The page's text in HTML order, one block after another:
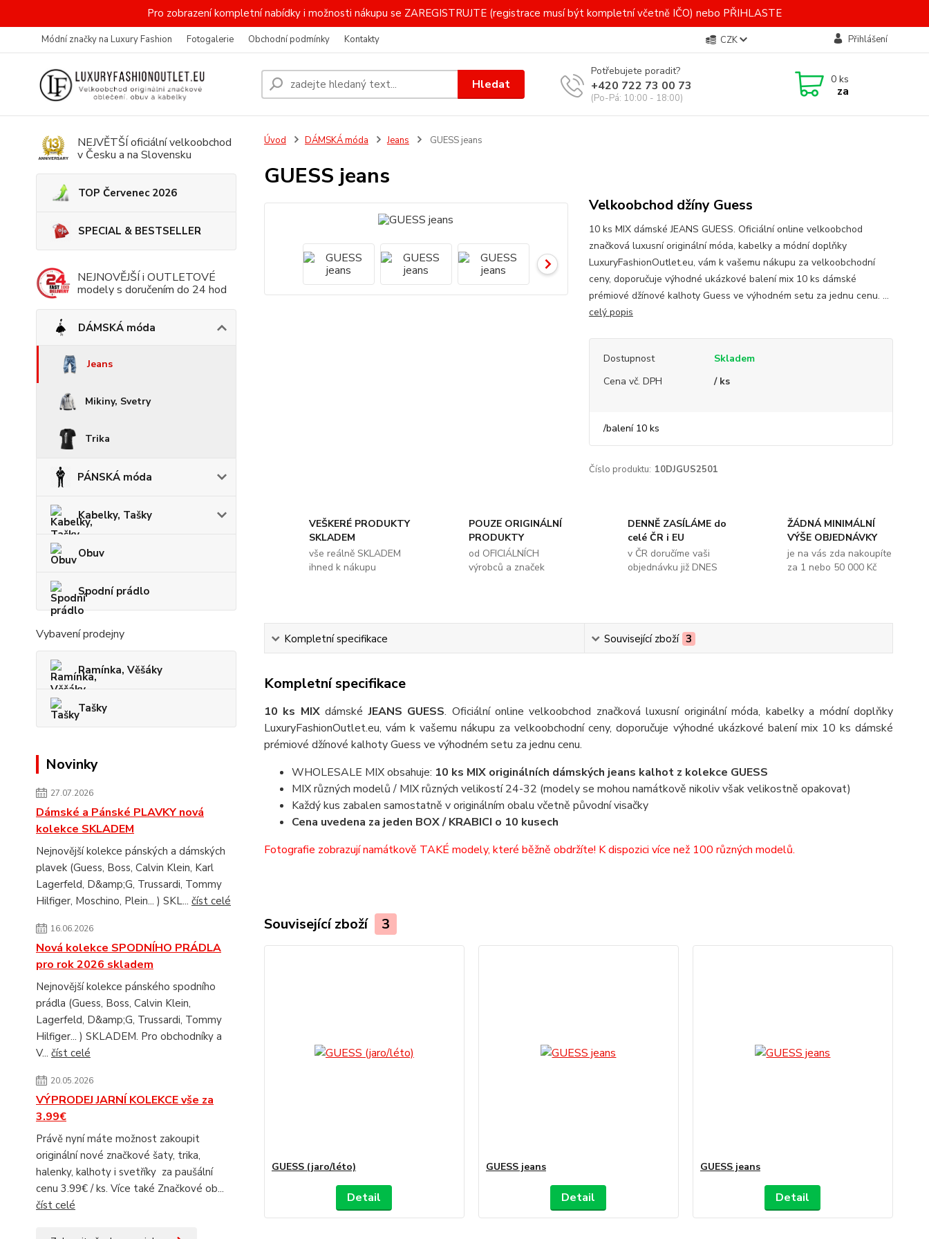
Pro zobrazení kompletní nabídky i možnosti nákupu se ZAREGISTRUJTE (registrace musí být kompletní včetně IČO) nebo PŘIHLASTE
Módní značky na Luxury Fashion Fotogalerie Obchodní podmínky Kontakty CZK Přihlášení
Hledat
Potřebujete poradit?
+420 722 73 00 73
(Po-Pá: 10:00 - 18:00)
0 ks
za
NEJVĚTŠÍ oficiální velkoobchod
v Česku a na Slovensku
TOP Červenec 2026
SPECIAL & BESTSELLER
NEJNOVĚJŠÍ i OUTLETOVÉ
modely s doručením do 24 hod
DÁMSKÁ móda
Jeans
Mikiny, Svetry
Trika
PÁNSKÁ móda
Kabelky, Tašky
Obuv
Spodní prádlo
Vybavení prodejny
Ramínka, Věšáky
Tašky
Novinky
27.07.2026
Dámské a Pánské PLAVKY nová
kolekce SKLADEM
Nejnovější kolekce pánských a dámských
plavek (Guess, Boss, Calvin Klein, Karl
Lagerfeld, D&amp;G, Trussardi, Tommy
Hilfiger, Moschino, Plein... ) SKL... číst celé
16.06.2026
Nová kolekce SPODNÍHO PRÁDLA
pro rok 2026 skladem
Nejnovější kolekce pánského spodního
prádla (Guess, Boss, Calvin Klein,
Lagerfeld, D&amp;G, Trussardi, Tommy
Hilfiger... ) SKLADEM. Pro obchodníky a
V... číst celé
20.05.2026
VÝPRODEJ JARNÍ KOLEKCE vše za
3.99€
Právě nyní máte možnost zakoupit
originální nové značkové šaty, trika,
halenky, kalhoty i svetříky za paušální
cenu 3.99€ / ks. Více také Značkové ob...
číst celé
Úvod DÁMSKÁ móda Jeans GUESS jeans
GUESS jeans
Velkoobchod džíny Guess
10 ks MIX dámské JEANS GUESS. Oficiální online velkoobchod
značková luxusní originální móda, kabelky a módní doplňky
LuxuryFashionOutlet.eu, vám k vašemu nákupu za velkoobchodní
ceny, doporučuje výhodné ukázkové balení mix 10 ks dámské
prémiové džínové kalhoty Guess ve výhodném setu za jednu cenu. ...
celý popis
Dostupnost
Skladem
Cena vč. DPH
/ ks
/balení 10 ks
Číslo produktu: 10DJGUS2501
VEŠKERÉ PRODUKTY
SKLADEM
vše reálně SKLADEM
ihned k nákupu
POUZE ORIGINÁLNÍ
PRODUKTY
od OFICIÁLNÍCH
výrobců a značek
DENNĚ ZASÍLÁME do
celé ČR i EU
v ČR doručíme vaši
objednávku již DNES
ŽÁDNÁ MINIMÁLNÍ
VÝŠE OBJEDNÁVKY
je na vás zda nakoupíte
za 1 nebo 50 000 Kč
Kompletní specifikace Související zboží 3
Kompletní specifikace
10 ks MIXdámskéJEANS GUESS. Oficiální online velkoobchod značková luxusní originální móda, kabelky a módní doplňky
LuxuryFashionOutlet.eu, vám k vašemu nákupu za velkoobchodní ceny, doporučuje výhodné ukázkové balení mix 10 ks dámské
prémiové džínové kalhoty Guess ve výhodném setu za jednu cenu.
WHOLESALE MIX obsahuje: 10 ks MIX originálních dámských jeans kalhot z kolekce GUESS
MIX různých modelů / MIX různých velikostí 24-32 (modely se mohou namátkově nikoliv však velikostně opakovat)
Každý kus zabalen samostatně v originálním obalu včetně původní visačky
Cena uvedena za jeden BOX / KRABICI o 10 kusech
Fotografie zobrazují namátkově TAKÉ modely, které běžně obdržíte! K dispozici více než 100 různých modelů.
Související zboží 3
GUESS (jaro/léto)
Detail
GUESS jeans
Detail
GUESS jeans
Detail